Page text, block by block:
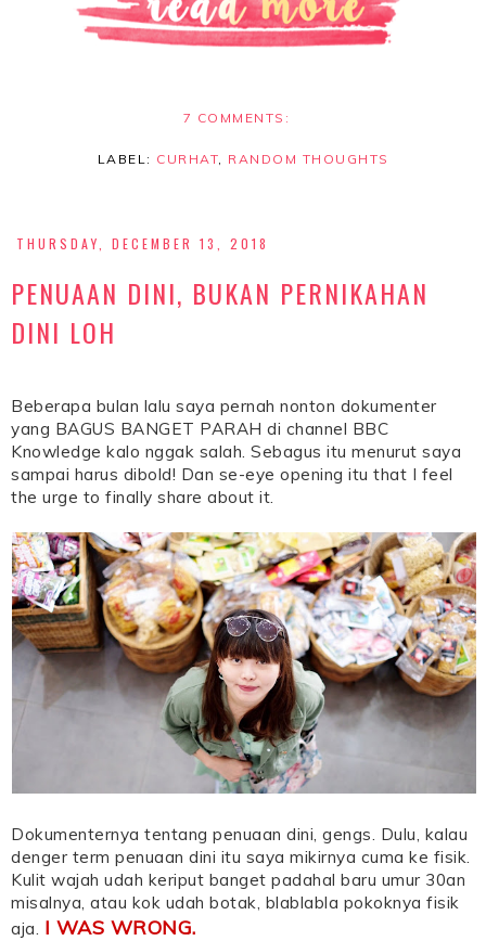
7 COMMENTS:
LABEL: CURHAT, RANDOM THOUGHTS
THURSDAY, DECEMBER 13, 2018
PENUAAN DINI, BUKAN PERNIKAHAN
DINI LOH
Beberapa bulan lalu saya pernah nonton dokumenter
yang BAGUS BANGET PARAH di channel BBC
Knowledge kalo nggak salah. Sebagus itu menurut saya
sampai harus dibold! Dan se-eye opening itu that I feel
the urge to finally share about it.
Dokumenternya tentang penuaan dini, gengs. Dulu, kalau
denger term penuaan dini itu saya mikirnya cuma ke fisik.
Kulit wajah udah keriput banget padahal baru umur 30an
misalnya, atau kok udah botak, blablabla pokoknya fisik
aja. I WAS WRONG.